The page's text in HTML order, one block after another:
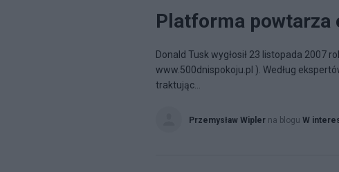
Platforma powtarza
Donald Tusk wygłosił 23 listopada 2007
www.500dnispokoju.pl ). Według
traktując...
Przemysław Wipler na blogu W